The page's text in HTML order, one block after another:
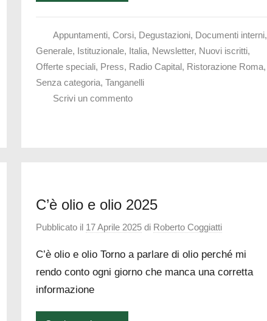
Appuntamenti, Corsi, Degustazioni, Documenti interni,
Generale, Istituzionale, Italia, Newsletter, Nuovi iscritti,
Offerte speciali, Press, Radio Capital, Ristorazione Roma,
Senza categoria,Tanganelli
Scrivi un commento
C’è olio e olio 2025
Pubblicato il 17 Aprile 2025 di Roberto Coggiatti
C’è olio e olio Torno a parlare di olio perché mi
rendo conto ogni giorno che manca una corretta
informazione